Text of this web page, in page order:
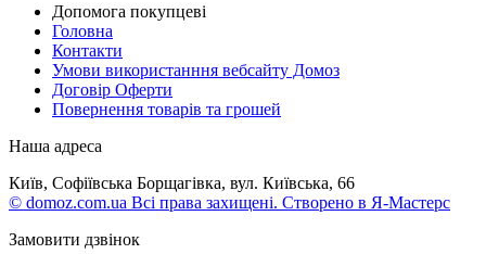
Допомога покупцеві
Головна
Контакти
Умови використанння вебсайту Домоз
Договір Оферти
Повернення товарів та грошей
Наша адреса
Київ, Софіївська Борщагівка, вул. Київська, 66
© domoz.com.ua Всі права захищені. Створено в Я-Мастерс
Замовити дзвінок